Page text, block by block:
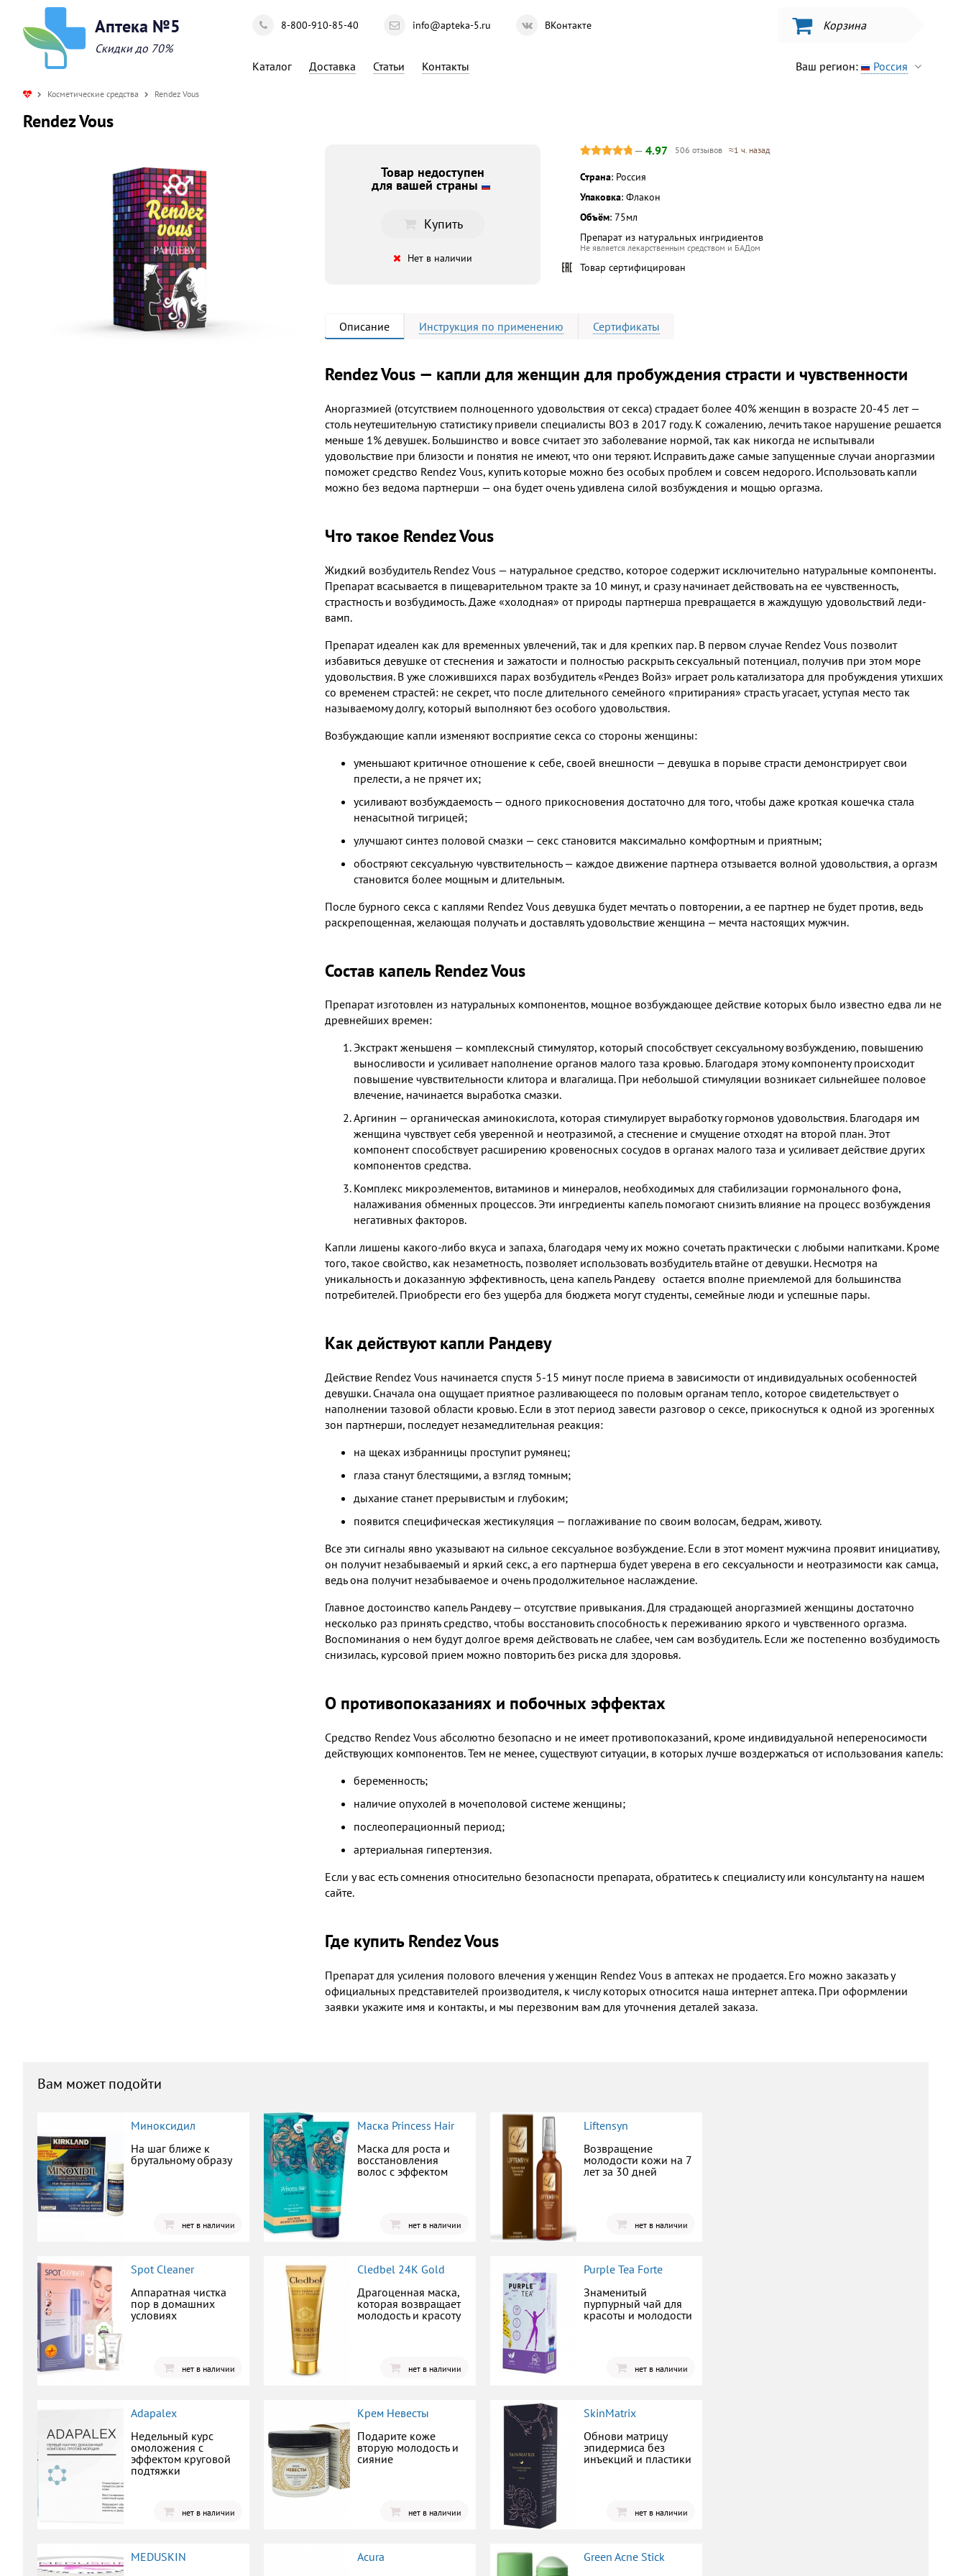
Аптека №5
Скидки до 70%
8-800-910-85-40 info@apteka-5.ru ВКонтакте Корзина
Каталог Доставка Статьи Контакты Ваш регион: Россия
Косметические средства Rendez Vous
Rendez Vous
Товар недоступен
для вашей страны
Купить
Нет в наличии
— 4.97 506 отзывов ≈1 ч. назад
Страна: Россия
Упаковка: Флакон
Объём: 75мл
Препарат из натуральных ингридиентов
Не является лекарственным средством и БАДом
Товар сертифицирован
Описание Инструкция по применению Сертификаты
Rendez Vous — капли для женщин для пробуждения страсти и чувственности
Аноргазмией (отсутствием полноценного удовольствия от секса) страдает более 40% женщин в возрасте 20-45 лет —
столь неутешительную статистику привели специалисты ВОЗ в 2017 году. К сожалению, лечить такое нарушение решается
меньше 1% девушек. Большинство и вовсе считает это заболевание нормой, так как никогда не испытывали
удовольствие при близости и понятия не имеют, что они теряют. Исправить даже самые запущенные случаи аноргазмии
поможет средство Rendez Vous, купить которые можно без особых проблем и совсем недорого. Использовать капли
можно без ведома партнерши — она будет очень удивлена силой возбуждения и мощью оргазма.
Что такое Rendez Vous
Жидкий возбудитель Rendez Vous — натуральное средство, которое содержит исключительно натуральные компоненты.
Препарат всасывается в пищеварительном тракте за 10 минут, и сразу начинает действовать на ее чувственность,
страстность и возбудимость. Даже «холодная» от природы партнерша превращается в жаждущую удовольствий леди-
вамп.
Препарат идеален как для временных увлечений, так и для крепких пар. В первом случае Rendez Vous позволит
избавиться девушке от стеснения и зажатости и полностью раскрыть сексуальный потенциал, получив при этом море
удовольствия. В уже сложившихся парах возбудитель «Рендез Войз» играет роль катализатора для пробуждения утихших
со временем страстей: не секрет, что после длительного семейного «притирания» страсть угасает, уступая место так
называемому долгу, который выполняют без особого удовольствия.
Возбуждающие капли изменяют восприятие секса со стороны женщины:
уменьшают критичное отношение к себе, своей внешности — девушка в порыве страсти демонстрирует свои
прелести, а не прячет их;
усиливают возбуждаемость — одного прикосновения достаточно для того, чтобы даже кроткая кошечка стала
ненасытной тигрицей;
улучшают синтез половой смазки — секс становится максимально комфортным и приятным;
обостряют сексуальную чувствительность — каждое движение партнера отзывается волной удовольствия, а оргазм
становится более мощным и длительным.
После бурного секса с каплями Rendez Vous девушка будет мечтать о повторении, а ее партнер не будет против, ведь
раскрепощенная, желающая получать и доставлять удовольствие женщина — мечта настоящих мужчин.
Состав капель Rendez Vous
Препарат изготовлен из натуральных компонентов, мощное возбуждающее действие которых было известно едва ли не
древнейших времен:
Экстракт женьшеня — комплексный стимулятор, который способствует сексуальному возбуждению, повышению
выносливости и усиливает наполнение органов малого таза кровью. Благодаря этому компоненту происходит
повышение чувствительности клитора и влагалища. При небольшой стимуляции возникает сильнейшее половое
влечение, начинается выработка смазки.
Аргинин — органическая аминокислота, которая стимулирует выработку гормонов удовольствия. Благодаря им
женщина чувствует себя уверенной и неотразимой, а стеснение и смущение отходят на второй план. Этот
компонент способствует расширению кровеносных сосудов в органах малого таза и усиливает действие других
компонентов средства.
Комплекс микроэлементов, витаминов и минералов, необходимых для стабилизации гормонального фона,
налаживания обменных процессов. Эти ингредиенты капель помогают снизить влияние на процесс возбуждения
негативных факторов.
Капли лишены какого-либо вкуса и запаха, благодаря чему их можно сочетать практически с любыми напитками. Кроме
того, такое свойство, как незаметность, позволяет использовать возбудитель втайне от девушки. Несмотря на
уникальность и доказанную эффективность, цена капель Рандеву остается вполне приемлемой для большинства
потребителей. Приобрести его без ущерба для бюджета могут студенты, семейные люди и успешные пары.
Как действуют капли Рандеву
Действие Rendez Vous начинается спустя 5-15 минут после приема в зависимости от индивидуальных особенностей
девушки. Сначала она ощущает приятное разливающееся по половым органам тепло, которое свидетельствует о
наполнении тазовой области кровью. Если в этот период завести разговор о сексе, прикоснуться к одной из эрогенных
зон партнерши, последует незамедлительная реакция:
на щеках избранницы проступит румянец;
глаза станут блестящими, а взгляд томным;
дыхание станет прерывистым и глубоким;
появится специфическая жестикуляция — поглаживание по своим волосам, бедрам, животу.
Все эти сигналы явно указывают на сильное сексуальное возбуждение. Если в этот момент мужчина проявит инициативу,
он получит незабываемый и яркий секс, а его партнерша будет уверена в его сексуальности и неотразимости как самца,
ведь она получит незабываемое и очень продолжительное наслаждение.
Главное достоинство капель Рандеву — отсутствие привыкания. Для страдающей аноргазмией женщины достаточно
несколько раз принять средство, чтобы восстановить способность к переживанию яркого и чувственного оргазма.
Воспоминания о нем будут долгое время действовать не слабее, чем сам возбудитель. Если же постепенно возбудимость
снизилась, курсовой прием можно повторить без риска для здоровья.
О противопоказаниях и побочных эффектах
Средство Rendez Vous абсолютно безопасно и не имеет противопоказаний, кроме индивидуальной непереносимости
действующих компонентов. Тем не менее, существуют ситуации, в которых лучше воздержаться от использования капель:
беременность;
наличие опухолей в мочеполовой системе женщины;
послеоперационный период;
артериальная гипертензия.
Если у вас есть сомнения относительно безопасности препарата, обратитесь к специалисту или консультанту на нашем
сайте.
Где купить Rendez Vous
Препарат для усиления полового влечения у женщин Rendez Vous в аптеках не продается. Его можно заказать у
официальных представителей производителя, к числу которых относится наша интернет аптека. При оформлении
заявки укажите имя и контакты, и мы перезвоним вам для уточнения деталей заказа.
Вам может подойти
Миноксидил
На шаг ближе к
брутальному образу
нет в наличии
Маска Princess Hair
Маска для роста и
восстановления
волос с эффектом
нет в наличии
Liftensyn
Возвращение
молодости кожи на 7
лет за 30 дней
нет в наличии
Spot Cleaner
Аппаратная чистка
пор в домашних
условиях
нет в наличии
Cledbel 24K Gold
Драгоценная маска,
которая возвращает
молодость и красоту
нет в наличии
Purple Tea Forte
Знаменитый
пурпурный чай для
красоты и молодости
нет в наличии
Adapalex
Недельный курс
омоложения с
эффектом круговой
подтяжки
нет в наличии
Крем Невесты
Подарите коже
вторую молодость и
сияние
нет в наличии
SkinMatrix
Обнови матрицу
эпидермиса без
инъекций и пластики
нет в наличии
MEDUSKIN
Acura
Green Acne Stick